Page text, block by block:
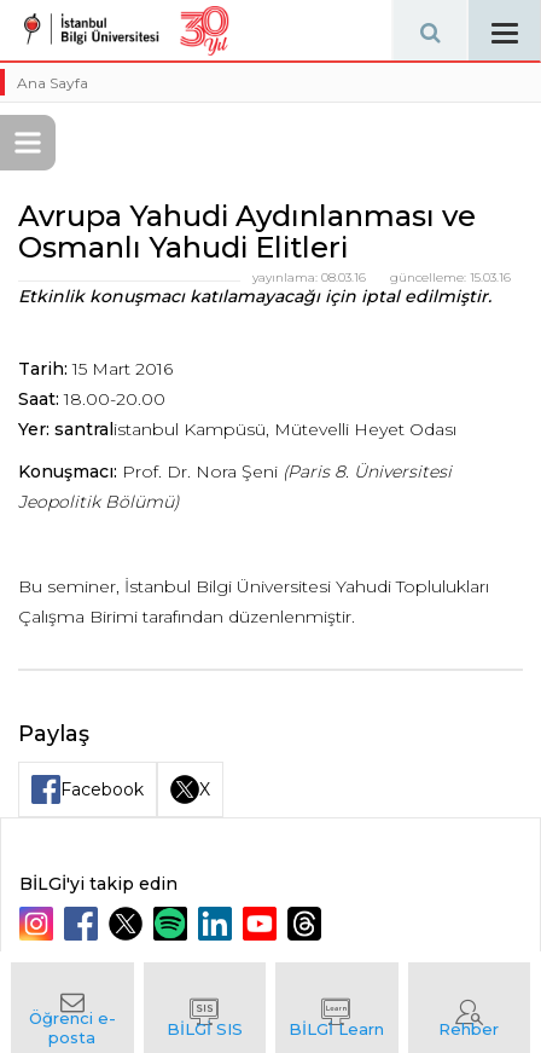
Ana Sayfa
Avrupa Yahudi Aydınlanması ve
Osmanlı Yahudi Elitleri
güncelleme: 15.03.16
yayınlama: 08.03.16
Etkinlik konuşmacı katılamayacağı için iptal edilmiştir.
Tarih: 15 Mart 2016
Saat: 18.00-20.00
Yer: santralistanbul Kampüsü, Mütevelli Heyet Odası
Konuşmacı: Prof. Dr. Nora Şeni (Paris 8. Üniversitesi
Jeopolitik Bölümü)
Bu seminer, İstanbul Bilgi Üniversitesi Yahudi Toplulukları
Çalışma Birimi tarafından düzenlenmiştir.
Paylaş
Facebook X
BİLGİ'yi takip edin